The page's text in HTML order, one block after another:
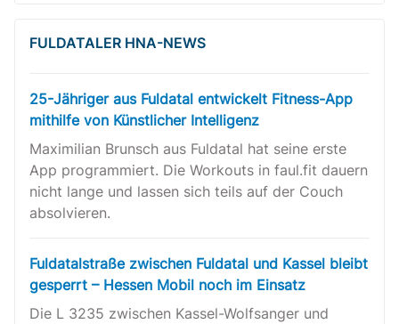
FULDATALER HNA-NEWS
25-Jähriger aus Fuldatal entwickelt Fitness-App
mithilfe von Künstlicher Intelligenz
Maximilian Brunsch aus Fuldatal hat seine erste
App programmiert. Die Workouts in faul.fit dauern
nicht lange und lassen sich teils auf der Couch
absolvieren.
Fuldatalstraße zwischen Fuldatal und Kassel bleibt
gesperrt – Hessen Mobil noch im Einsatz
Die L 3235 zwischen Kassel-Wolfsanger und